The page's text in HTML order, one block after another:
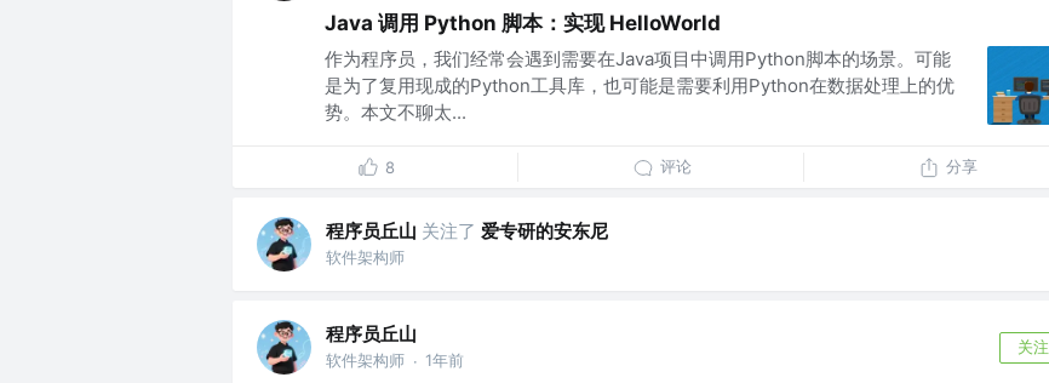
Java 调用 Python 脚本：实现 HelloWorld
作为程序员，我们经常会遇到需要在Java项目中调用Python脚本的场景。可能
是为了复用现成的Python工具库，也可能是需要利用Python在数据处理上的优
势。本文不聊太...
8 评论 分享
程序员丘山 关注了 爱专研的安东尼
软件架构师
程序员丘山
软件架构师 · 1年前
关注